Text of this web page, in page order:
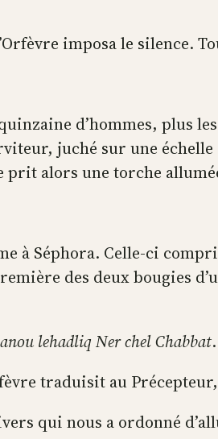
imposa le silence.
d’hommes, plus
juché sur une
alors une torche
à Séphora. Celle-ci
des deux bougies
lehadliq Ner chel Chabbat
traduisit au
qui nous a ordonné